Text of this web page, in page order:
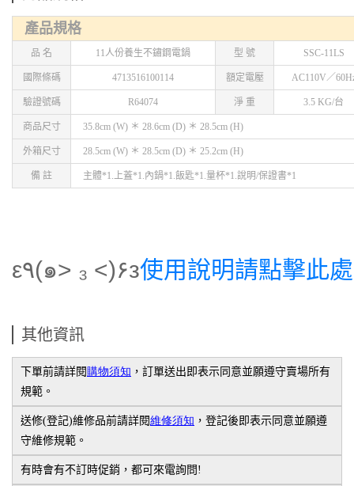
產品規格
品 名 11人份養生不鏽鋼電鍋 型 號 SSC-11LS
國際條碼 4713516100114 額定電壓 AC110V／
驗證號碼 R64074 淨 重 3.5 KG/台
商品尺寸 35.8cm (W) ＊ 28.6cm (D) ＊ 28.5cm (H)
外箱尺寸 28.5cm (W) ＊ 28.5cm (D) ＊ 25.2cm (H)
備 註 主體*1.上蓋*1.內鍋*1.飯匙*1.量杯*1.說明/保證書*1
ε٩(๑> ₃ <)۶з使用說明請點擊此處
其他資訊
下單前請詳閱 購物須知 ，訂單送出即表示同意並願遵守賣場所有
規範。
送修(登記)維修品前請詳閱維修須知 ，登記後即表示同意並願遵
守維修規範。
有時會有不訂時促銷，都可來電詢問 !